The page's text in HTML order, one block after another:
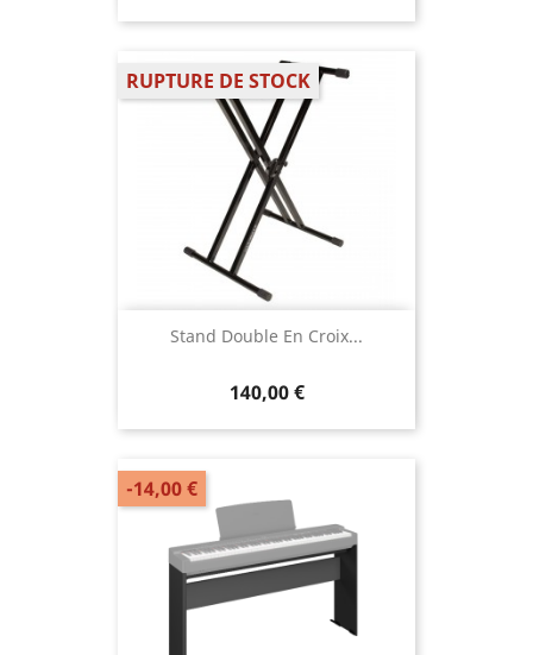
Stand Double En Croix...
140,00 €
RUPTURE DE STOCK
-14,00 €